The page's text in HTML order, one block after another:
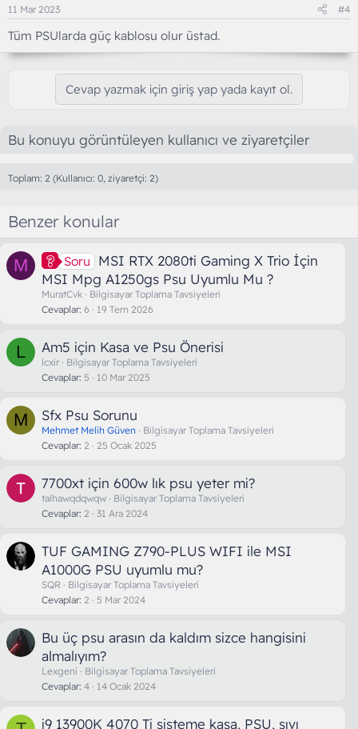
11 Mar 2023 #4
Tüm PSUlarda güç kablosu olur üstad.
Cevap yazmak için giriş yap yada kayıt ol.
Bu konuyu görüntüleyen kullanıcı ve ziyaretçiler
Toplam: 2 (Kullanıcı: 0, ziyaretçi: 2)
Benzer konular
M Soru
MSI RTX 2080ti Gaming X Trio İçin
MSI Mpg A1250gs Psu Uyumlu Mu ?
MuratCvk
Bilgisayar Toplama Tavsiyeleri
Cevaplar 6 19 Tem 2026
L Am5 için Kasa ve Psu Önerisi
lcxir
Bilgisayar Toplama Tavsiyeleri
Cevaplar 5 10 Mar 2025
M Sfx Psu Sorunu
Mehmet Melih Güven
Bilgisayar Toplama Tavsiyeleri
Cevaplar 2 25 Ocak 2025
7700xt için 600w lık psu yeter mi?
talhawqdqwqw
Bilgisayar Toplama Tavsiyeleri
Cevaplar 2 31 Ara 2024
TUF GAMING Z790-PLUS WIFI ile MSI
A1000G PSU uyumlu mu?
SQR
Bilgisayar Toplama Tavsiyeleri
Cevaplar 2 5 Mar 2024
Bu üç psu arasın da kaldım sizce hangisini
almalıyım?
Lexgeni
Bilgisayar Toplama Tavsiyeleri
Cevaplar 4 14 Ocak 2024
i9 13900K 4070 Ti sisteme kasa, PSU, sıvı